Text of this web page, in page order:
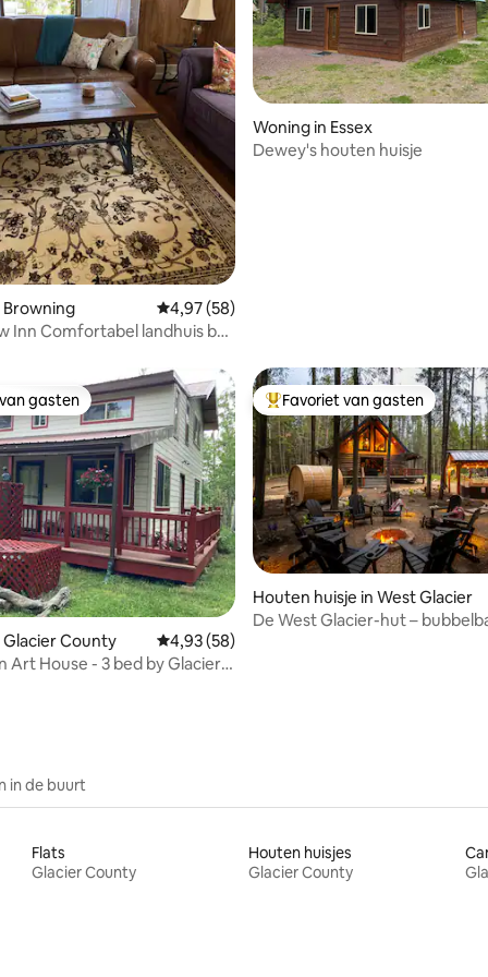
van 4,78 uit 5, 54 recensies
Browning Gemiddelde beoordeling van 4,97 uit 5, 58
4,97 (58)
Inn Comfortabel landhuis bij
Woning in Essex
Dewey's houten huisje
van 4,73 uit 5, 92 recensies
gasten
gasten
Glacier County Gemiddelde beoordeling van 4,93 uit 5, 58
4,93 (58)
Art House - 3 bed by Glacier
Topfavoriet van gasten
Favoriet van gasten
Houten huisje in West Glacier
De West Glacier-hut –
in de buurt
Flats
Glacier County
Houten huisjes
Glacier County